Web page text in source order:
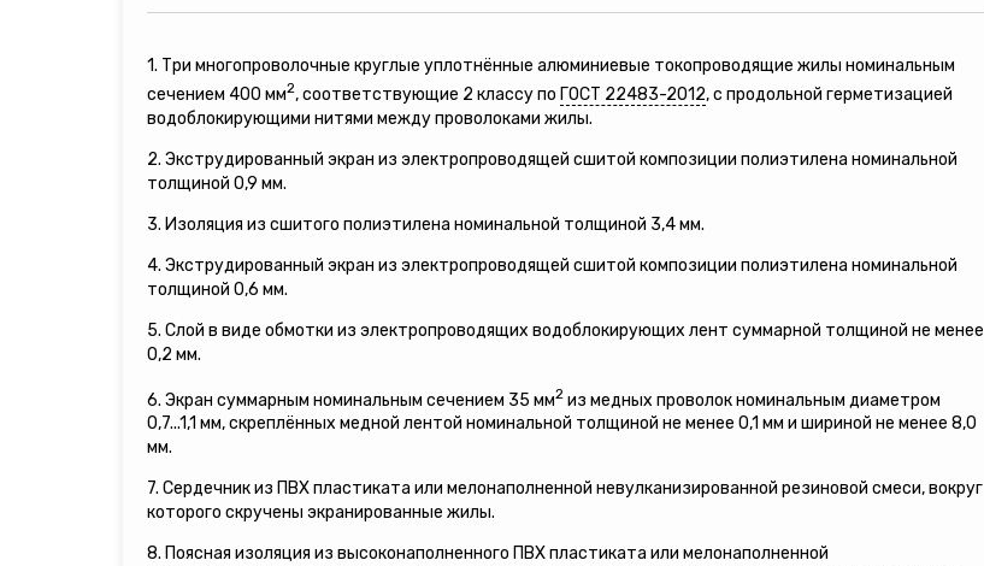
1. Три многопроволочные круглые уплотнённые алюминиевые токопроводящие жилы номинальным
сечением 400 мм2, соответствующие 2 классу по ГОСТ 22483-2012, с продольной герметизацией
водоблокирующими нитями между проволоками жилы.
2. Экструдированный экран из электропроводящей сшитой композиции полиэтилена номинальной
толщиной 0,9 мм.
3. Изоляция из сшитого полиэтилена номинальной толщиной 3,4 мм.
4. Экструдированный экран из электропроводящей сшитой композиции полиэтилена номинальной
толщиной 0,6 мм.
5. Слой в виде обмотки из электропроводящих водоблокирующих лент суммарной толщиной не менее
0,2 мм.
6. Экран суммарным номинальным сечением 35 мм2 из медных проволок номинальным диаметром
0,7...1,1 мм, скреплённых медной лентой номинальной толщиной не менее 0,1 мм и шириной не менее 8,0
мм.
7. Сердечник из ПВХ пластиката или мелонаполненной невулканизированной резиновой смеси, вокруг
которого скручены экранированные жилы.
8. Поясная изоляция из высоконаполненного ПВХ пластиката или мелонаполненной